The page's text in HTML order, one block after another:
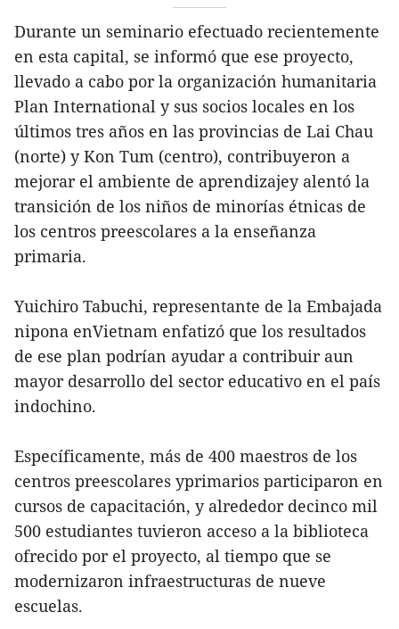
Durante un seminario efectuado recientemente
en esta capital, se informó que ese proyecto,
llevado a cabo por la organización humanitaria
Plan International y sus socios locales en los
últimos tres años en las provincias de Lai Chau
(norte) y Kon Tum (centro), contribuyeron a
mejorar el ambiente de aprendizajey alentó la
transición de los niños de minorías étnicas de
los centros preescolares a la enseñanza
primaria.
Yuichiro Tabuchi, representante de la Embajada
nipona enVietnam enfatizó que los resultados
de ese plan podrían ayudar a contribuir aun
mayor desarrollo del sector educativo en el país
indochino.
Específicamente, más de 400 maestros de los
centros preescolares yprimarios participaron en
cursos de capacitación, y alrededor decinco mil
500 estudiantes tuvieron acceso a la biblioteca
ofrecido por el proyecto, al tiempo que se
modernizaron infraestructuras de nueve
escuelas.